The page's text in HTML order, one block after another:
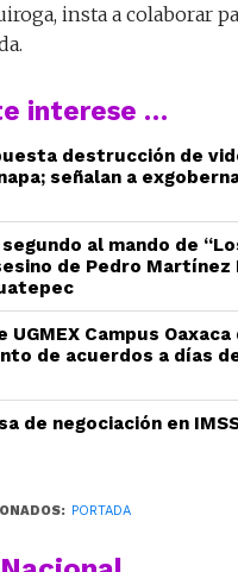
insta a colaborar
interese …
destrucción de
señalan a
segundo al mando de
de Pedro Martínez
UGMEX Campus Oaxaca
de acuerdos a días
de negociación en
PORTADA